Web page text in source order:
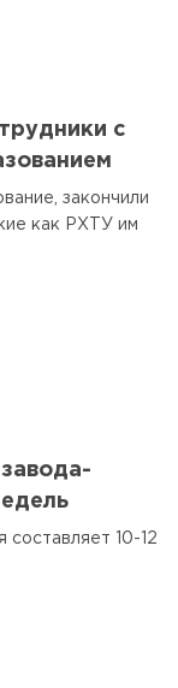
с
закончили
как РХТУ им
составляет 10-12